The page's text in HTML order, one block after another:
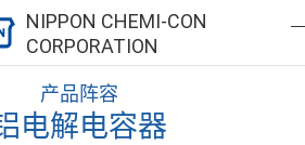
NIPPON CHEMI-CON
CORPORATION
产品阵容
电解电容器